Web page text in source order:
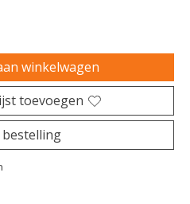
winkelwagen
toevoegen
bestelling